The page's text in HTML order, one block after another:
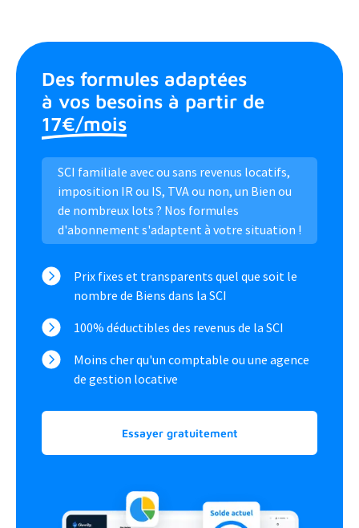
Des formules adaptées
à vos besoins à partir de
17€/mois
SCI familiale avec ou sans revenus locatifs,
imposition IR ou IS, TVA ou non, un Bien ou
de nombreux lots ? Nos formules
d'abonnement s'adaptent à votre situation !
Prix fixes et transparents quel que soit le
nombre de Biens dans la SCI
100% déductibles des revenus de la SCI
Moins cher qu'un comptable ou une agence
de gestion locative
Essayer gratuitement